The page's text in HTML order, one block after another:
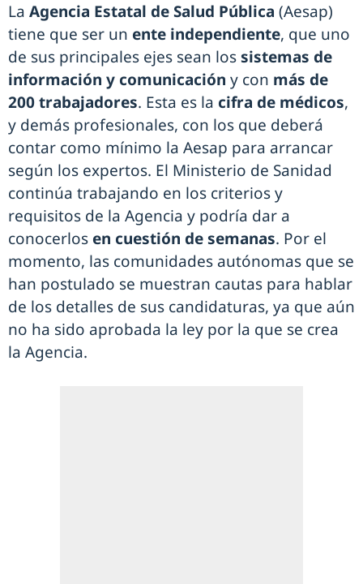
La Agencia Estatal de Salud Pública (Aesap)
tiene que ser un ente independiente, que uno
de sus principales ejes sean lossistemas de
información y comunicación y con más de
200 trabajadores. Esta es la cifra de médicos,
y demás profesionales, con los que deberá
contar como mínimo la Aesap para arrancar
según los expertos. El Ministerio de Sanidad
continúa trabajando en los criterios y
requisitos de la Agencia y podría dar a
conocerlos en cuestión de semanas. Por el
momento, las comunidades autónomas que se
han postulado se muestran cautas para hablar
de los detalles de sus candidaturas, ya que aún
no ha sido aprobada la ley por la que se crea
la Agencia.